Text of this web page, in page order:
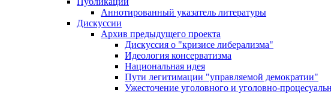
Аннотированный указатель литературы
Дискуссии
Архив предыдущего проекта
Дискуссия о "кризисе либерализма"
Идеология консерватизма
Национальная идея
Пути легитимации "управляемой демократии"
Ужесточение уголовного и уголовно-